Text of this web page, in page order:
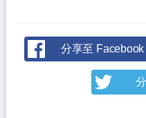
分享至 Facebook